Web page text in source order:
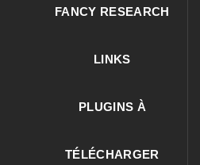
FANCY RESEARCH
LINKS
PLUGINS À
TÉLÉCHARGER